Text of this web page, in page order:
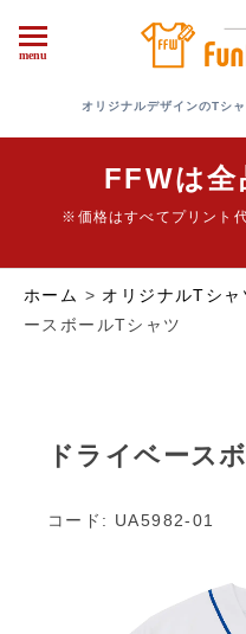
menu
オリジナルデザインのTシ
FFWは全
※価格はすべてプリント
ホーム > オリジナルTシャ
ースボールTシャツ
ドライベース
コード: UA5982-01